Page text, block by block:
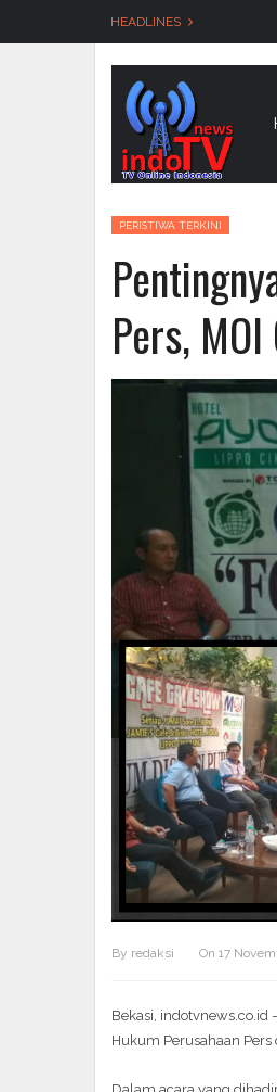
HEADLINES
content
PERISTIWA TERKINI
Pers,
By redaksi On 17
Bekasi, indotvnews.co.id
Hukum Perusahaan Pers